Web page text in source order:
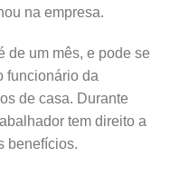
na empresa.
de um mês, e pode se
funcionário da
de casa. Durante
tem direito a
benefícios.